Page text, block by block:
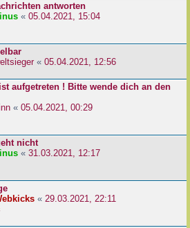
antworten
« 05.04.2021, 15:04
« 05.04.2021, 12:56
aufgetreten ! Bitte wende dich an den
« 05.04.2021, 00:29
nicht
« 31.03.2021, 12:17
« 29.03.2021, 22:11